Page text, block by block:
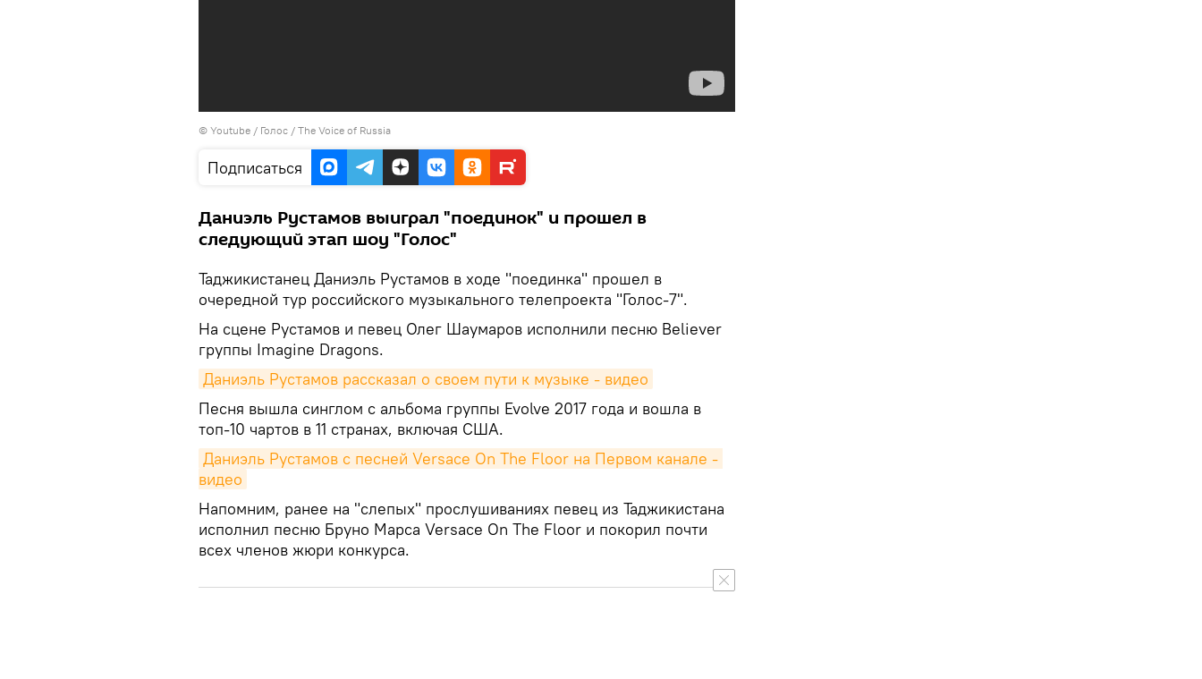
© Youtube / Голос / The Voice of Russia
Подписаться
Даниэль Рустамов выиграл "поединок" и прошел в
следующий этап шоу "Голос"
Таджикистанец Даниэль Рустамов в ходе "поединка" прошел в
очередной тур российского музыкального телепроекта "Голос-7".
На сцене Рустамов и певец Олег Шаумаров исполнили песню Believer
группы Imagine Dragons.
Даниэль Руcтамов рассказал о своем пути к музыке - видео
Песня вышла синглом с альбома группы Evolve 2017 года и вошла в
топ-10 чартов в 11 странах, включая США.
Даниэль Рустамов с песней Versace On The Floor на Первом канале -
видео
Напомним, ранее на "слепых" прослушиваниях певец из Таджикистана
исполнил песню Бруно Марса Versace On The Floor и покорил почти
всех членов жюри конкурса.